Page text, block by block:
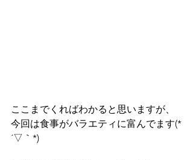
ここまでくればわかると思いますが、
今回は食事がバラエティに富んでます(*
´▽｀*)